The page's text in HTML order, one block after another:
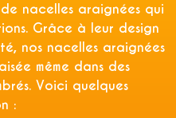
nacelles araignées qui
Grâce à leur design
nos nacelles araignées
même dans des
Voici quelques
: